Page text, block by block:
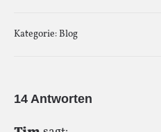
Kategorie:Blog
14 Antworten